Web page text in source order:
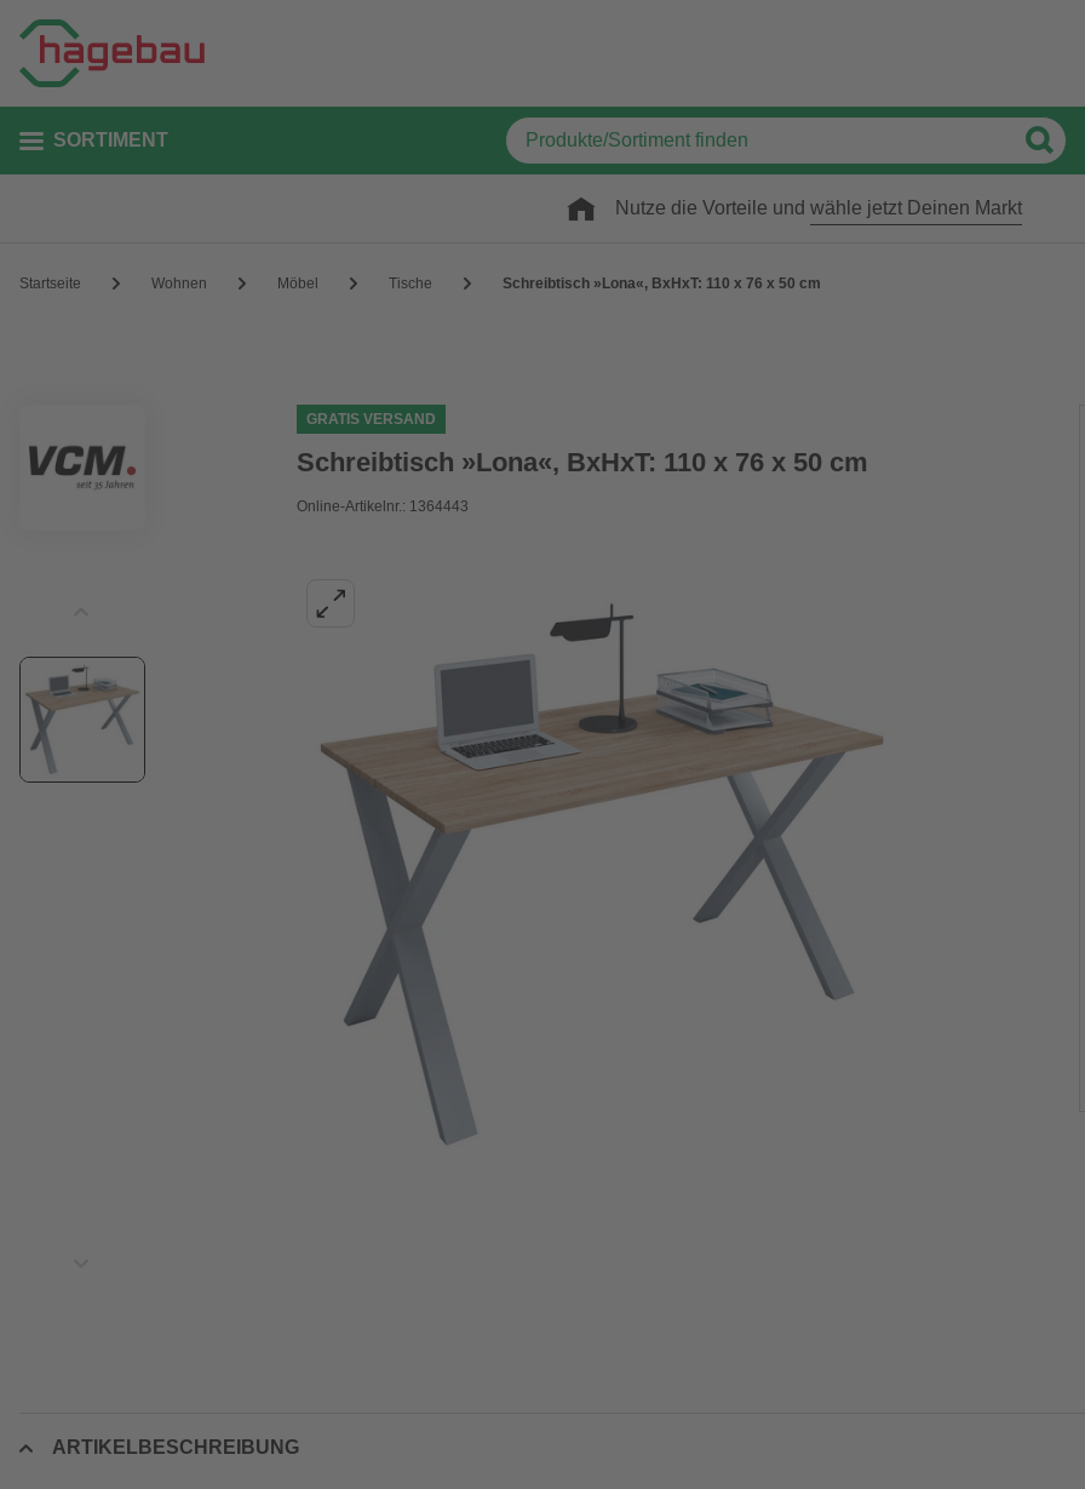
SORTIMENT
Nutze die Vorteile und wähle jetzt Deinen Markt
Startseite Wohnen Möbel Tische Schreibtisch »Lona«, BxHxT: 110 x 76 x 50 cm
GRATIS VERSAND
Schreibtisch »Lona«, BxHxT: 110 x 76 x 50 cm
Online-Artikelnr.: 1364443
ARTIKELBESCHREIBUNG